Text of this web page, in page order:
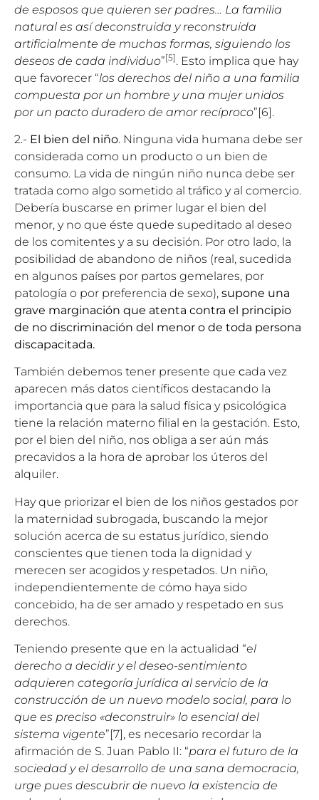
de esposos que quieren ser padres… La familia
natural es así deconstruida y reconstruida
artificialmente de muchas formas, siguiendo los
deseos de cada individuo”[5]. Esto implica que hay
que favorecer “los derechos del niño a una familia
compuesta por un hombre y una mujer unidos
por un pacto duradero de amor recíproco”[6].
2.- El bien del niño. Ninguna vida humana debe ser
considerada como un producto o un bien de
consumo. La vida de ningún niño nunca debe ser
tratada como algo sometido al tráfico y al comercio.
Debería buscarse en primer lugar el bien del
menor, y no que éste quede supeditado al deseo
de los comitentes y a su decisión. Por otro lado, la
posibilidad de abandono de niños (real, sucedida
en algunos países por partos gemelares, por
patología o por preferencia de sexo), supone una
grave marginación que atenta contra el principio
de no discriminación del menor o de toda persona
discapacitada.
También debemos tener presente que cada vez
aparecen más datos científicos destacando la
importancia que para la salud física y psicológica
tiene la relación materno filial en la gestación. Esto,
por el bien del niño, nos obliga a ser aún más
precavidos a la hora de aprobar los úteros del
alquiler.
Hay que priorizar el bien de los niños gestados por
la maternidad subrogada, buscando la mejor
solución acerca de su estatus jurídico, siendo
conscientes que tienen toda la dignidad y
merecen ser acogidos y respetados. Un niño,
independientemente de cómo haya sido
concebido, ha de ser amado y respetado en sus
derechos.
Teniendo presente que en la actualidad “el
derecho a decidir y el deseo-sentimiento
adquieren categoría jurídica al servicio de la
construcción de un nuevo modelo social, para lo
que es preciso «deconstruir» lo esencial del
sistema vigente”[7], es necesario recordar la
afirmación de S. Juan Pablo II: “para el futuro de la
sociedad y el desarrollo de una sana democracia,
urge pues descubrir de nuevo la existencia de